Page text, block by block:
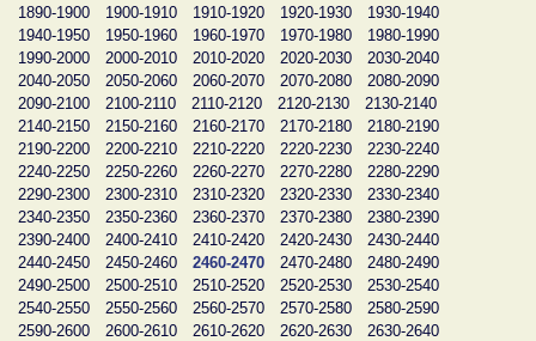
1890-1900
1900-1910 1910-1920 1920-1930
1930-1940
1940-1950
1950-1960 1960-1970 1970-1980
1980-1990
1990-2000
2000-2010 2010-2020 2020-2030
2030-2040
2040-2050
2050-2060 2060-2070 2070-2080
2080-2090
2090-2100
2100-2110 2110-2120 2120-2130
2130-2140
2140-2150
2150-2160 2160-2170 2170-2180
2180-2190
2190-2200
2200-2210 2210-2220 2220-2230
2230-2240
2240-2250
2250-2260 2260-2270 2270-2280
2280-2290
2290-2300
2300-2310 2310-2320 2320-2330
2330-2340
2340-2350
2350-2360 2360-2370 2370-2380
2380-2390
2390-2400
2400-2410 2410-2420 2420-2430
2430-2440
2440-2450
2450-2460 2460-2470 2470-2480
2480-2490
2490-2500
2500-2510 2510-2520 2520-2530
2530-2540
2540-2550
2550-2560 2560-2570 2570-2580
2580-2590
2590-2600
2600-2610 2610-2620 2620-2630
2630-2640